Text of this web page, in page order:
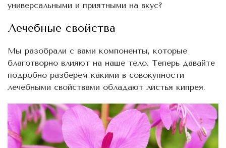
универсальными и приятными на вкус?
Лечебные свойства
Мы разобрали с вами компоненты, которые
благотворно влияют на наше тело. Теперь давайте
подробно разберем какими в совокупности
лечебными свойствами обладают листья кипрея.